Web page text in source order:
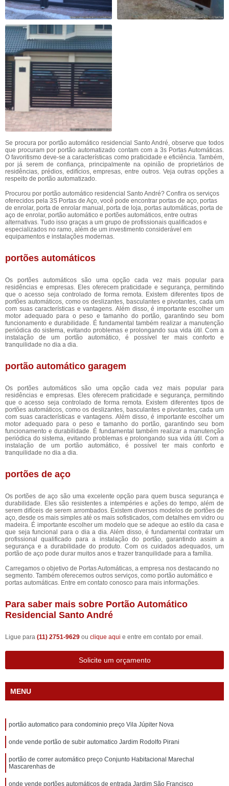
Se procura por portão automático residencial Santo André, observe que todos
que procuram por portão automatizado contam com a 3s Portas Automáticas.
O favoritismo deve-se a características como praticidade e eficiência. Também,
por já serem de confiança, principalmente na opinião de proprietários de
residências, prédios, edifícios, empresas, entre outros. Veja outras opções a
respeito de portão automatizado.
Procurou por portão automático residencial Santo André? Confira os serviços
oferecidos pela 3S Portas de Aço, você pode encontrar portas de aço, portas
de enrolar, porta de enrolar manual, porta de loja, portas automáticas, porta de
aço de enrolar, portão automático e portões automáticos, entre outras
alternativas. Tudo isso graças a um grupo de profissionais qualificados e
especializados no ramo, além de um investimento considerável em
equipamentos e instalações modernas.
portões automáticos
Os portões automáticos são uma opção cada vez mais popular para
residências e empresas. Eles oferecem praticidade e segurança, permitindo
que o acesso seja controlado de forma remota. Existem diferentes tipos de
portões automáticos, como os deslizantes, basculantes e pivotantes, cada um
com suas características e vantagens. Além disso, é importante escolher um
motor adequado para o peso e tamanho do portão, garantindo seu bom
funcionamento e durabilidade. É fundamental também realizar a manutenção
periódica do sistema, evitando problemas e prolongando sua vida útil. Com a
instalação de um portão automático, é possível ter mais conforto e
tranquilidade no dia a dia.
portão automático garagem
Os portões automáticos são uma opção cada vez mais popular para
residências e empresas. Eles oferecem praticidade e segurança, permitindo
que o acesso seja controlado de forma remota. Existem diferentes tipos de
portões automáticos, como os deslizantes, basculantes e pivotantes, cada um
com suas características e vantagens. Além disso, é importante escolher um
motor adequado para o peso e tamanho do portão, garantindo seu bom
funcionamento e durabilidade. É fundamental também realizar a manutenção
periódica do sistema, evitando problemas e prolongando sua vida útil. Com a
instalação de um portão automático, é possível ter mais conforto e
tranquilidade no dia a dia.
portões de aço
Os portões de aço são uma excelente opção para quem busca segurança e
durabilidade. Eles são resistentes a intempéries e ações do tempo, além de
serem difíceis de serem arrombados. Existem diversos modelos de portões de
aço, desde os mais simples até os mais sofisticados, com detalhes em vidro ou
madeira. É importante escolher um modelo que se adeque ao estilo da casa e
que seja funcional para o dia a dia. Além disso, é fundamental contratar um
profissional qualificado para a instalação do portão, garantindo assim a
segurança e a durabilidade do produto. Com os cuidados adequados, um
portão de aço pode durar muitos anos e trazer tranquilidade para a família.
Carregamos o objetivo de Portas Automáticas, a empresa nos destacando no
segmento. Também oferecemos outros serviços, como portão automático e
portas automáticas. Entre em contato conosco para mais informações.
Para saber mais sobre Portão Automático
Residencial Santo André
Ligue para (11) 2751-9629 ou clique aqui e entre em contato por email.
Solicite um orçamento
MENU
portão automatico para condominio preço Vila Júpiter Nova
onde vende portão de subir automatico Jardim Rodolfo Pirani
portão de correr automático preço Conjunto Habitacional Marechal
Mascarenhas de
onde vende portões automáticos de entrada Jardim São Francisco